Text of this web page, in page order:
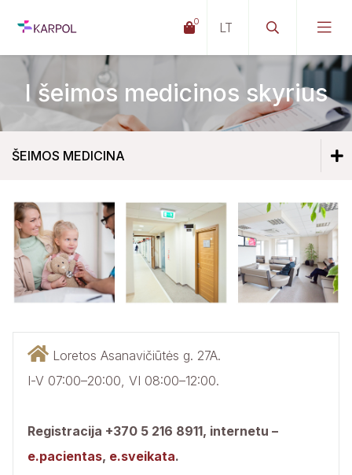
0
I šeimos medicinos skyrius
ŠEIMOS MEDICINA
Šeimos medicina
I šeimos medicinos skyrius
II šeimos medicinos skyrius
Vaikų raidos sutrikimų ankstyvosios
reabilitacijos skyrius
Loretos Asanavičiūtės g. 27A.
I-V 07:00–20:00, VI 08:00–12:00.
Registracija +370 5 216 8911, internetu –
e.pacientas, e.sveikata.